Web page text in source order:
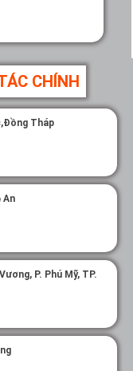
CHÍNH
Tháp
An
P. Phú Mỹ, TP.